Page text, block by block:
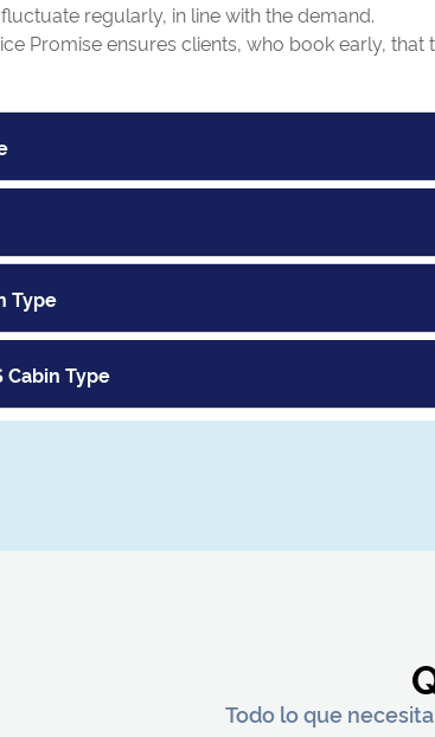
regularly, in line with the demand.
Promise ensures clients, who book early,
Type
Cabin Type
Todo lo que